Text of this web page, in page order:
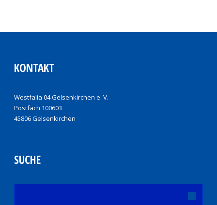
KONTAKT
Westfalia 04 Gelsenkirchen e. V.
Postfach 100603
45806 Gelsenkirchen
SUCHE